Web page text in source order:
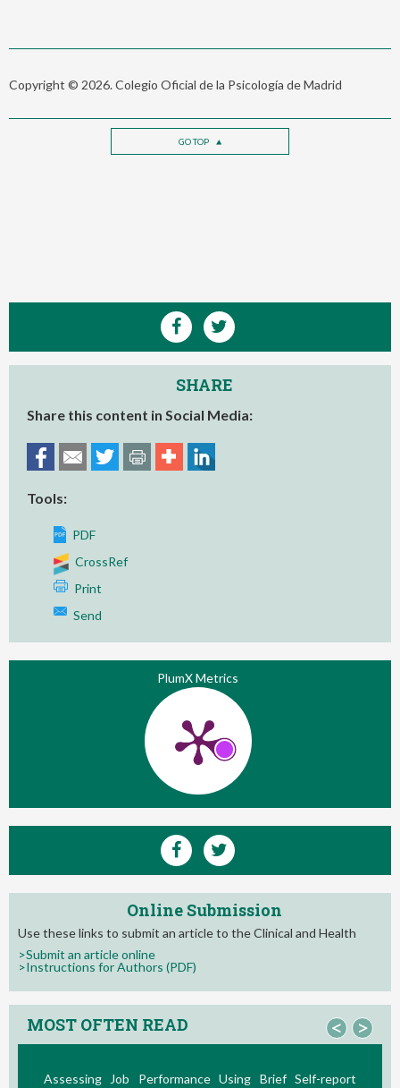
Copyright © 2026. Colegio Oficial de la Psicología de Madrid
GO TOP
SHARE
Share this content in Social Media:
Tools:
PDF
CrossRef
Print
Send
PlumX Metrics
Online Submission
Use these links to submit an article to the Clinical and Health
>Submit an article online
>Instructions for Authors (PDF)
MOST OFTEN READ < >
Using Brief Self-report
La Teoría de las Demandas y